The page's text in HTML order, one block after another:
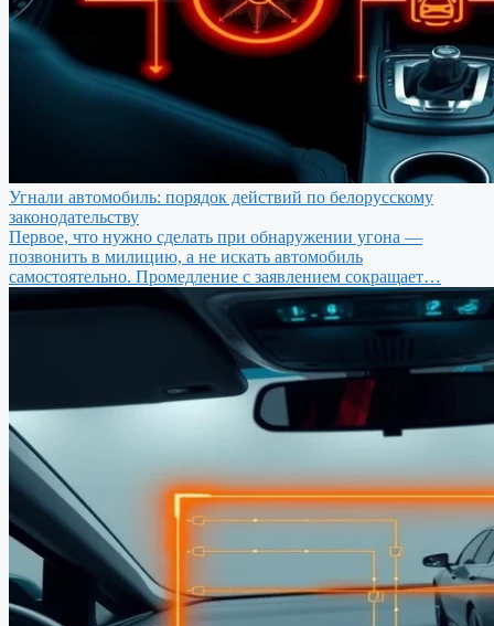
Угнали автомобиль: порядок действий по белорусскому
законодательству
Первое, что нужно сделать при обнаружении угона —
позвонить в милицию, а не искать автомобиль
самостоятельно. Промедление с заявлением сокращает…